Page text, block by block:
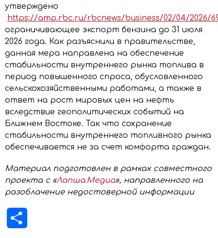
утверждено
https://amp.rbc.ru/rbcnews/business/02/04/2026/
ограничивающее экспорт бензина до 31 июля
2026 года. Как разъяснили в правительстве,
данная мера направлена на обеспечение
стабильности внутреннего рынка топлива в
период повышенного спроса, обусловленного
сельскохозяйственными работами, а также в
ответ на рост мировых цен на нефть
вследствие геополитических событий на
Ближнем Востоке. Так что сохранение
стабильности внутреннего топливного рынка
обеспечивается не за счет комфорта граждан.
Материал подготовлен в рамках совместного
проекта с «Лапша.Медиа», направленного на
разоблачение недостоверной информации